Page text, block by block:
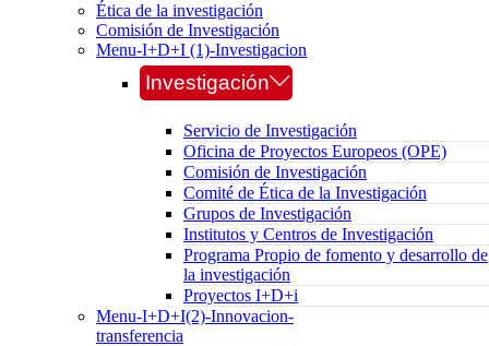
Ética de la investigación
Comisión de Investigación
Menu-I+D+I (1)-Investigacion
Investigación
Servicio de Investigación
Oficina de Proyectos Europeos (OPE)
Comisión de Investigación
Comité de Ética de la Investigación
Grupos de Investigación
Institutos y Centros de Investigación
Programa Propio de fomento y desarrollo de
la investigación
Proyectos I+D+i
Menu-I+D+I(2)-Innovacion-
transferencia